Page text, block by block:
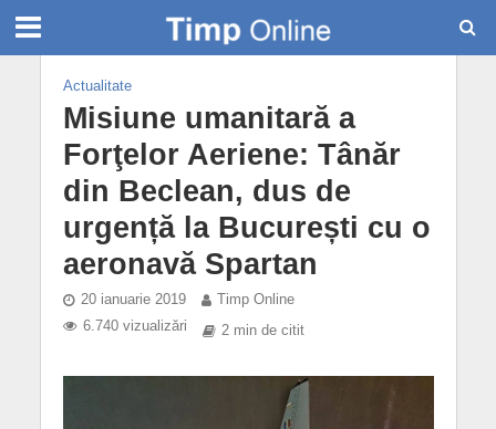
Actualitate
Misiune umanitară a
Forţelor Aeriene: Tânăr
din Beclean, dus de
urgență la București cu o
aeronavă Spartan
20 ianuarie 2019
Timp Online
6.740 vizualizări
2 min de citit